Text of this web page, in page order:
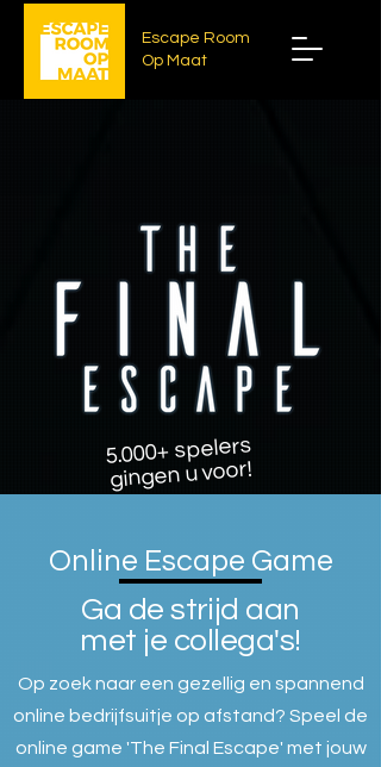
Escape Room
Op Maat
5.000+ spelers
gingen u voor!
Online Escape Game
Ga de strijd aan
met je collega's!
Op zoek naar een gezellig en spannend
online bedrijfsuitje op afstand? Speel de
online game 'The Final Escape' met jouw